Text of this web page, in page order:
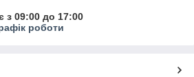
з 09:00 до 17:00
роботи